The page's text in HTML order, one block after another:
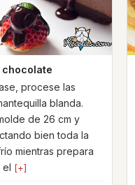
chocolate
procese las
blanda.
de 26 cm y
bien toda la
mientras prepara
el [+]